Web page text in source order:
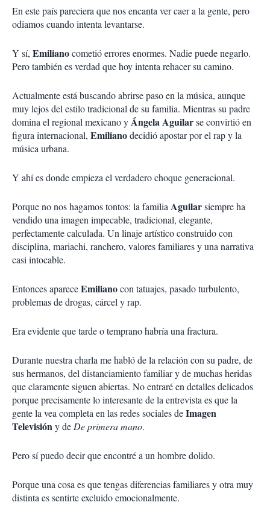
En este país pareciera que nos encanta ver caer a la gente, pero
odiamos cuando intenta levantarse.
Y sí, Emilianocometió errores enormes. Nadie puede negarlo.
Pero también es verdad que hoy intenta rehacer su camino.
Actualmente está buscando abrirse paso en la música, aunque
muy lejos del estilo tradicional de su familia. Mientras su padre
domina el regional mexicano yÁngela Aguilarse convirtió en
figura internacional, Emilianodecidió apostar por el rap y la
música urbana.
Y ahí es donde empieza el verdadero choque generacional.
Porque no nos hagamos tontos: la familia Aguilarsiempre ha
vendido una imagen impecable, tradicional, elegante,
perfectamente calculada. Un linaje artístico construido con
disciplina, mariachi, ranchero, valores familiares y una narrativa
casi intocable.
Entonces apareceEmilianocon tatuajes, pasado turbulento,
problemas de drogas, cárcel y rap.
Era evidente que tarde o temprano habría una fractura.
Durante nuestra charla me habló de la relación con su padre, de
sus hermanos, del distanciamiento familiar y de muchas heridas
que claramente siguen abiertas. No entraré en detalles delicados
porque precisamente lo interesante de la entrevista es que la
gente la vea completa en las redes sociales deImagen
Televisióny de De primera mano.
Pero sí puedo decir que encontré a un hombre dolido.
Porque una cosa es que tengas diferencias familiares y otra muy
distinta es sentirte excluido emocionalmente.